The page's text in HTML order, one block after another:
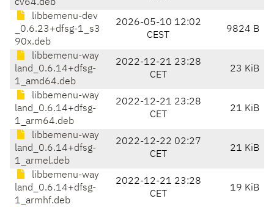
cv64.deb
libbemenu-dev
_0.6.23+dfsg-1_s3
90x.deb
2026-05-10 12:02
CEST
9824 B
libbemenu-way
land_0.6.14+dfsg-
1_amd64.deb
2022-12-21 23:28
CET
23 KiB
libbemenu-way
land_0.6.14+dfsg-
1_arm64.deb
2022-12-21 23:28
CET
21 KiB
libbemenu-way
land_0.6.14+dfsg-
1_armel.deb
2022-12-22 02:27
CET
21 KiB
libbemenu-way
land_0.6.14+dfsg-
1_armhf.deb
2022-12-21 23:28
CET
19 KiB